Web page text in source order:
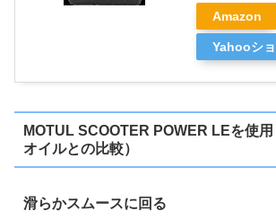
Amazon
Yahooシ
MOTUL SCOOTER POWER LEを使
オイルとの比較）
滑らかスムースに回る